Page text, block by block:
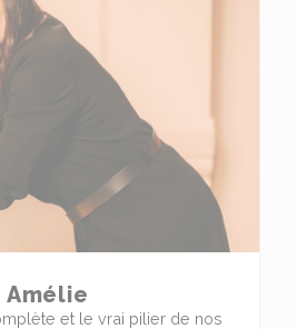
Amélie
et le vrai pilier de nos